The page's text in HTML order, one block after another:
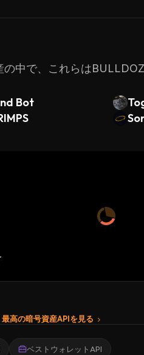
中で、これらは
Bot
最高の暗号資産APIを見る
ベストウォレットAPI